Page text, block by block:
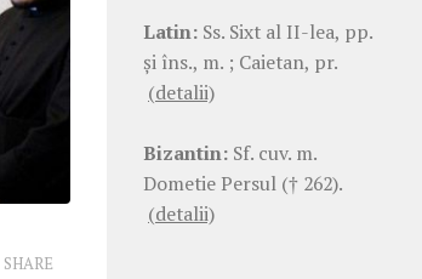
SHARE
Latin: Ss. Sixt al II-lea, pp.
şi îns., m. ; Caietan, pr.
(detalii)
Bizantin: Sf. cuv. m.
Dometie Persul († 262).
(detalii)